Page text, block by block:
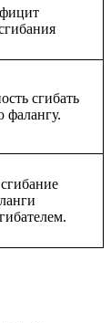
сгибать
фалангу.